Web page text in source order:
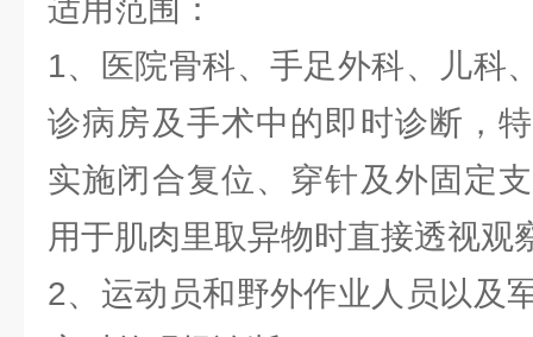
适用范围：
1、医院骨科、手足外科、儿科
诊病房及手术中的即时诊断，
实施闭合复位、穿针及外固定
用于肌肉里取异物时直接透视观
2、运动员和野外作业人员以及